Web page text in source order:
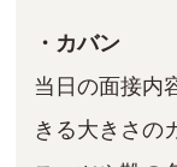
・カバン
当日の面接内
きる大きさの